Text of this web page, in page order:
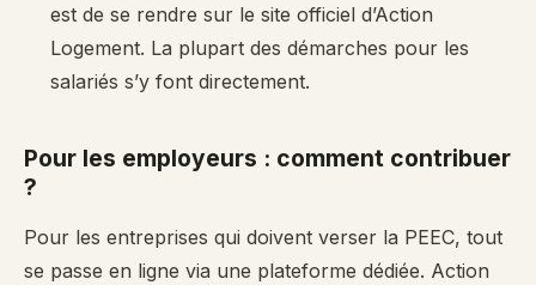
est de se rendre sur le site officiel d’Action
Logement. La plupart des démarches pour les
salariés s’y font directement.
Pour les employeurs : comment contribuer
?
Pour les entreprises qui doivent verser la PEEC, tout
se passe en ligne via une plateforme dédiée. Action